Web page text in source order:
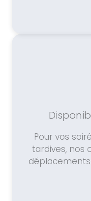
Pour vos
tardives, nos